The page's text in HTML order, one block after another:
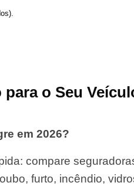
o Seu
em 2026?
compare
furto, incêndio,